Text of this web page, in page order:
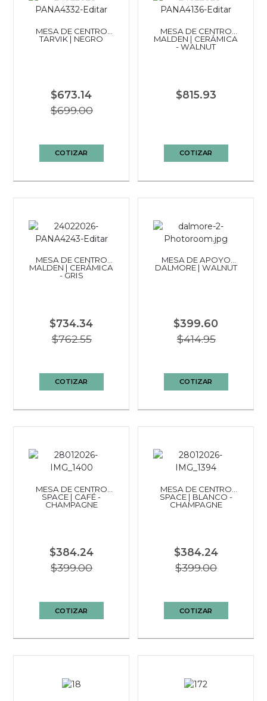
MESA DE CENTRO
TARVIK | NEGRO
$673.14
$699.00
COTIZAR
MESA DE CENTRO
MALDEN | CERÁMICA
- WALNUT
$815.93
COTIZAR
MESA DE CENTRO
MALDEN | CERÁMICA
- GRIS
$734.34
$762.55
COTIZAR
MESA DE APOYO
DALMORE | WALNUT
$399.60
$414.95
COTIZAR
MESA DE CENTRO
SPACE | CAFÉ -
CHAMPAGNE
$384.24
$399.00
COTIZAR
MESA DE CENTRO
SPACE | BLANCO -
CHAMPAGNE
$384.24
$399.00
COTIZAR